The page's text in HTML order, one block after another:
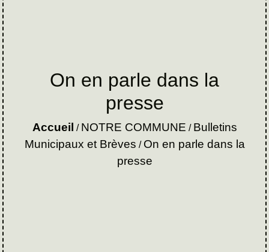
On en parle dans la
presse
Accueil / NOTRE COMMUNE / Bulletins
Municipaux et Brèves / On en parle dans la
presse